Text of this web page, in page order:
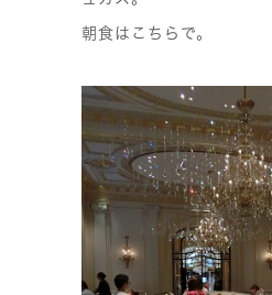
朝食はこちらで。